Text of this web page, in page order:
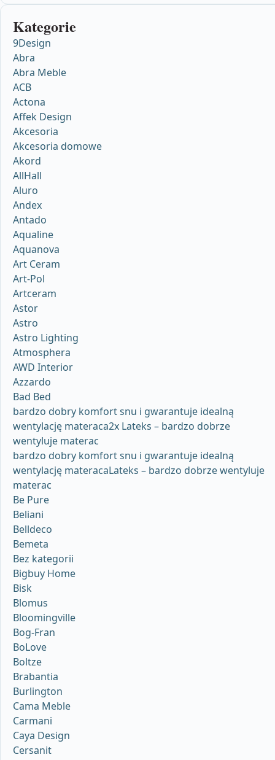
Kategorie
9Design
Abra
Abra Meble
ACB
Actona
Affek Design
Akcesoria
Akcesoria domowe
Akord
AllHall
Aluro
Andex
Antado
Aqualine
Aquanova
Art Ceram
Art-Pol
Artceram
Astor
Astro
Astro Lighting
Atmosphera
AWD Interior
Azzardo
Bad Bed
bardzo dobry komfort snu i gwarantuje idealną
wentylację materaca2x Lateks – bardzo dobrze
wentyluje materac
bardzo dobry komfort snu i gwarantuje idealną
wentylację materacaLateks – bardzo dobrze wentyluje
materac
Be Pure
Beliani
Belldeco
Bemeta
Bez kategorii
Bigbuy Home
Bisk
Blomus
Bloomingville
Bog-Fran
BoLove
Boltze
Brabantia
Burlington
Cama Meble
Carmani
Caya Design
Cersanit